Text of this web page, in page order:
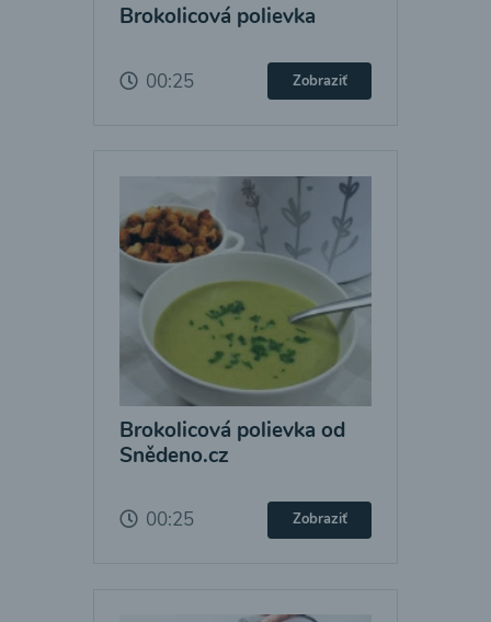
Brokolicová polievka
00:25 Zobraziť
Brokolicová polievka od
Snědeno.cz
00:25 Zobraziť